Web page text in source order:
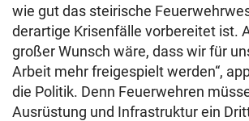
wie gut das steirische
derartige Krisenfälle vorbereitet ist.
großer Wunsch wäre, dass wir für
Arbeit mehr freigespielt werden“,
die Politik. Denn Feuerwehren
Ausrüstung und Infrastruktur ein